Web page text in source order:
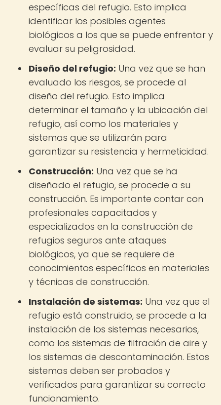
específicas del refugio. Esto implica
identificar los posibles agentes
biológicos a los que se puede enfrentar y
evaluar su peligrosidad.
Diseño del refugio: Una vez que se han
evaluado los riesgos, se procede al
diseño del refugio. Esto implica
determinar el tamaño y la ubicación del
refugio, así como los materiales y
sistemas que se utilizarán para
garantizar su resistencia y hermeticidad.
Construcción: Una vez que se ha
diseñado el refugio, se procede a su
construcción. Es importante contar con
profesionales capacitados y
especializados en la construcción de
refugios seguros ante ataques
biológicos, ya que se requiere de
conocimientos específicos en materiales
y técnicas de construcción.
Instalación de sistemas: Una vez que el
refugio está construido, se procede a la
instalación de los sistemas necesarios,
como los sistemas de filtración de aire y
los sistemas de descontaminación. Estos
sistemas deben ser probados y
verificados para garantizar su correcto
funcionamiento.